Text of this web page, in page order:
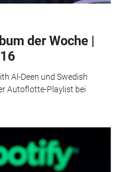
der Woche |
Al-Deen und Swedish
Autoflotte-Playlist bei